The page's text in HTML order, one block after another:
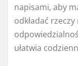
napisami, aby
odkładać
ułatwia